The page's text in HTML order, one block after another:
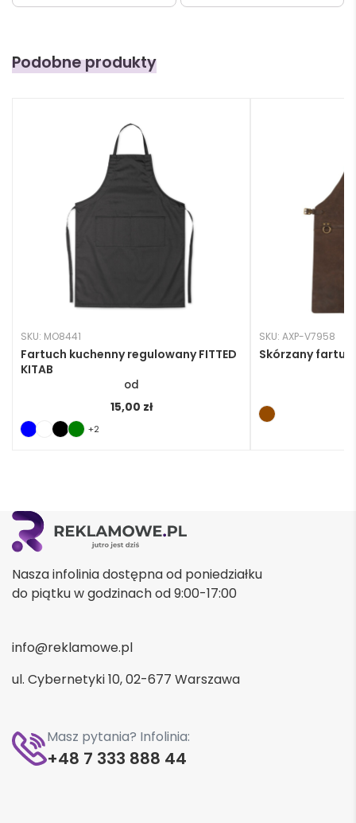
Podobne produkty
SKU: MO8441
Fartuch kuchenny regulowany FITTED
KITAB
15,00 zł
+2
SKU: AXP-V7958
Skórzany
Nasza infolinia dostępna od poniedziałku
do piątku w godzinach od 9:00-17:00
info@reklamowe.pl
ul. Cybernetyki 10, 02-677 Warszawa
Masz pytania? Infolinia:
+48 7 333 888 44